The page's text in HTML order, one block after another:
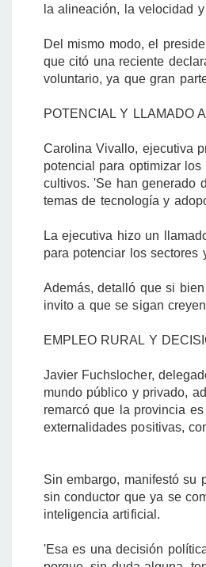
la alineación, la velocidad
Del mismo modo, el
que citó una reciente
voluntario, ya que gran
POTENCIAL Y LLAMADO
Carolina Vivallo, ejecutiva
potencial para optimizar
cultivos. 'Se han generado
temas de tecnología y
La ejecutiva hizo un
para potenciar los sectores
Además, detalló que si
invito a que se sigan
EMPLEO RURAL Y
Javier Fuchslocher,
mundo público y privado,
remarcó que la provincia
externalidades positivas,
Sin embargo, manifestó su
sin conductor que ya se
inteligencia artificial.
'Esa es una decisión